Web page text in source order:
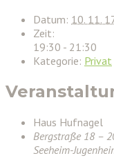
Datum: 10. 11.
Zeit:
19:30 - 21:30
Kategorie: Privat
Haus Hufnagel
Bergstraße 18 –
Seeheim-